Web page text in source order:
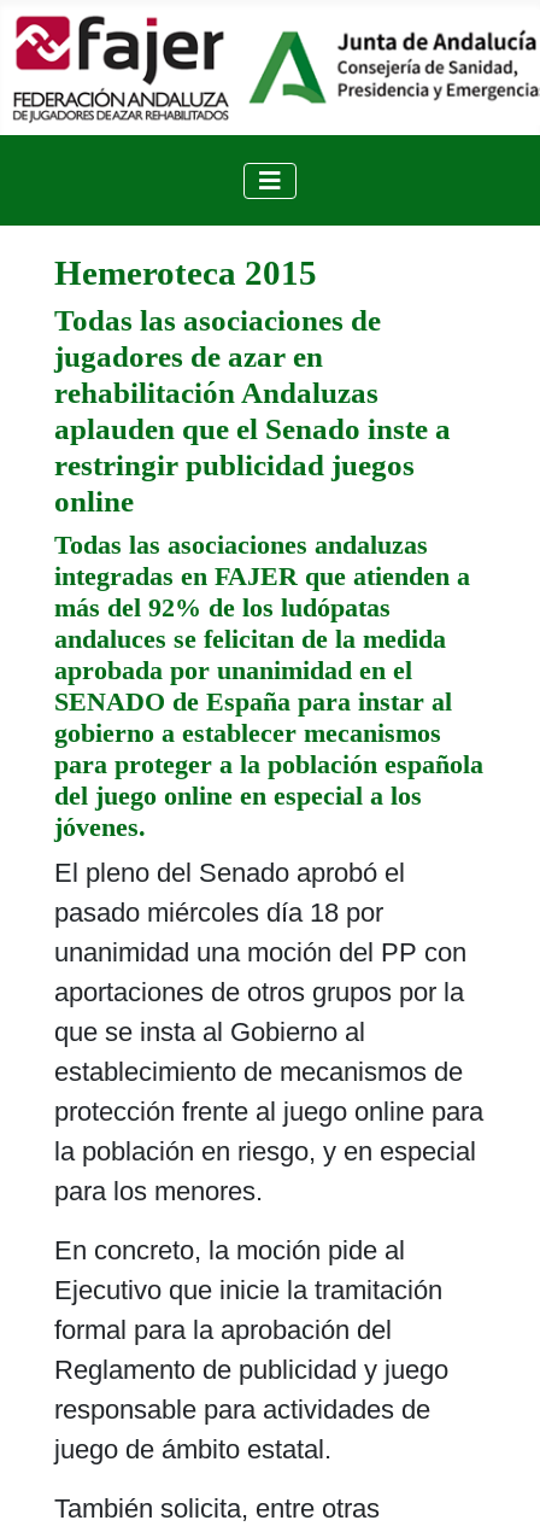
Hemeroteca 2015
Todas las asociaciones de
jugadores de azar en
rehabilitación Andaluzas
aplauden que el Senado inste a
restringir publicidad juegos
online
Todas las asociaciones andaluzas
integradas en FAJER que atienden a
más del 92% de los ludópatas
andaluces se felicitan de la medida
aprobada por unanimidad en el
SENADO de España para instar al
gobierno a establecer mecanismos
para proteger a la población española
del juego online en especial a los
jóvenes.
El pleno del Senado aprobó el
pasado miércoles día 18 por
unanimidad una moción del PP con
aportaciones de otros grupos por la
que se insta al Gobierno al
establecimiento de mecanismos de
protección frente al juego online para
la población en riesgo, y en especial
para los menores.
En concreto, la moción pide al
Ejecutivo que inicie la tramitación
formal para la aprobación del
Reglamento de publicidad y juego
responsable para actividades de
juego de ámbito estatal.
También solicita, entre otras